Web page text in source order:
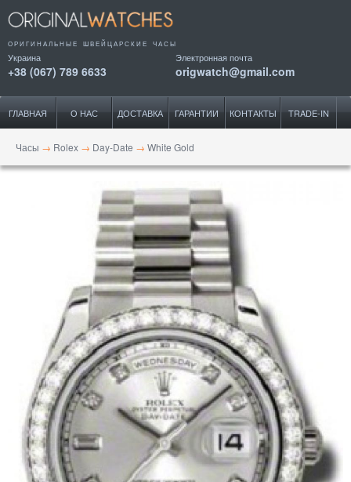
ОРИГИНАЛЬНЫЕ ШВЕЙЦАРСКИЕ ЧАСЫ
Украина
+38 (067) 789 6633
Электронная почта
origwatch@gmail.com
ГЛАВНАЯ О НАС ДОСТАВКА ГАРАНТИИ КОНТАКТЫ TRADE-IN
Часы → Rolex → Day-Date → White Gold